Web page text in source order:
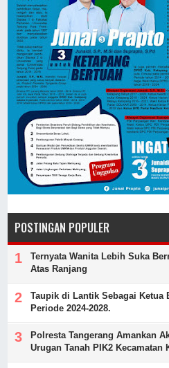
POSTINGAN POPULER
Ternyata Wanita Lebih Suka
Atas Ranjang
Taupik di Lantik Sebagai Ketua
Periode 2024-2028.
Polresta Tangerang Amankan
Urugan Tanah PIK2 Kecamatan